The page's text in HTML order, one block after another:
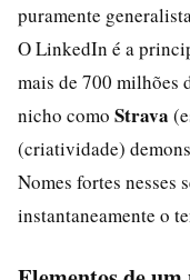
puramente
O LinkedIn é a
mais de 700 milhões
nicho como Strava
(criatividade)
Nomes fortes nesses
instantaneamente o